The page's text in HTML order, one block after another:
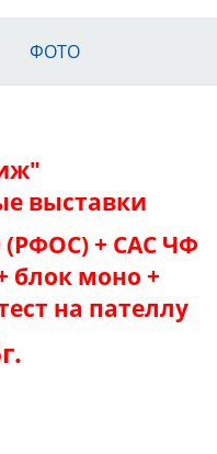
ФОТО
выставки
(РФОС) + САС ЧФ
блок моно +
на пателлу